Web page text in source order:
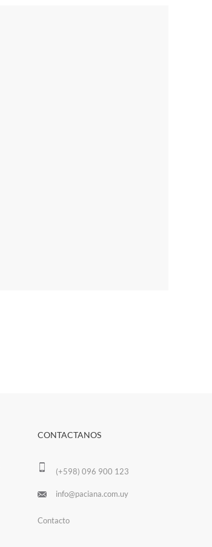
CONTACTANOS
(+598) 096 900 123
info@paciana.com.uy
Contacto